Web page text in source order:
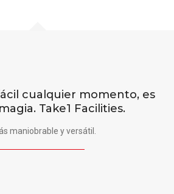
cualquier momento, es
Take1 Facilities.
maniobrable y versátil.